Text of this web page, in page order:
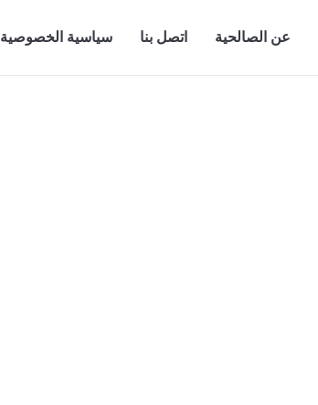
عن الصالحية اتصل بنا سياسية الخصوصية